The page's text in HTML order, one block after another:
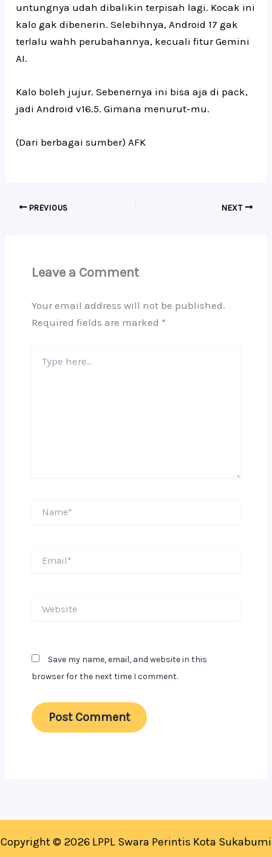
untungnya udah dibalikin terpisah lagi. Kocak ini
kalo gak dibenerin. Selebihnya, Android 17 gak
terlalu wahh perubahannya, kecuali fitur Gemini
AI.
Kalo boleh jujur. Sebenernya ini bisa aja di pack,
jadi Android v16.5. Gimana menurut-mu.
(Dari berbagai sumber) AFK
PREVIOUS NEXT
Leave a Comment
Your email address will not be published.
Required fields are marked *
here..
Save my name, email, and website in this
browser for the next time I comment.
Copyright © 2026 LPPL Swara Perintis Kota Sukabumi